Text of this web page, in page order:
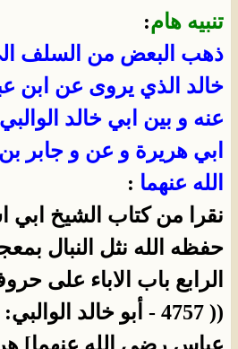
تنبيه هام:
ذهب البعض من السلف
خالد الذي يروى عن ابن
عنه و بين ابي خالد
ابي هريرة و عن و جابر
الله عنهما :
نقرا من كتاب الشيخ ابي
حفظه الله نثل النبال
الرابع باب الاباء على
(( 4757 - أبو خالد